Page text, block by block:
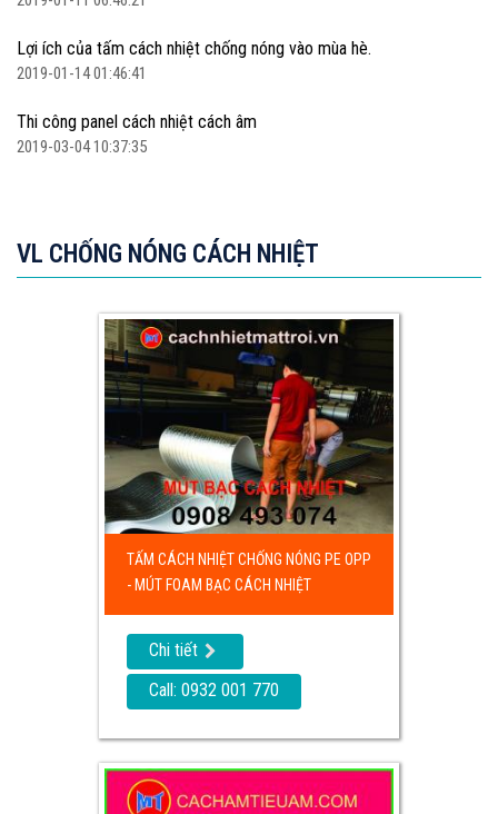
Lợi ích của tấm cách nhiệt chống nóng vào mùa hè.
2019-01-14 01:46:41
Thi công panel cách nhiệt cách âm
2019-03-04 10:37:35
VL CHỐNG NÓNG CÁCH NHIỆT
TẤM CÁCH NHIỆT CHỐNG NÓNG PE OPP
- MÚT FOAM BẠC CÁCH NHIỆT
Chi tiết
Call: 0932 001 770